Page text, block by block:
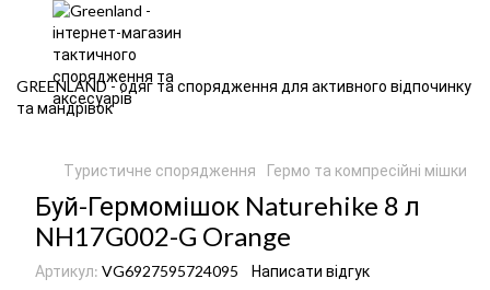
GREENLAND - одяг та спорядження для активного відпочинку
та мандрівок
Туристичне спорядження Гермо та компресійні мішки
Буй-Гермомішок Naturehike 8 л
NH17G002-G Orange
Артикул: VG6927595724095 Написати відгук